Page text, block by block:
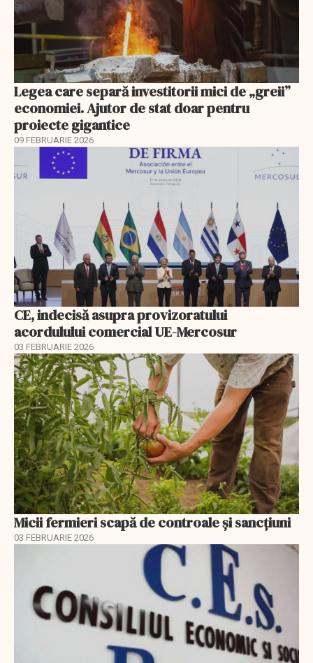
Legea care separă investitorii mici de „greii”
economiei. Ajutor de stat doar pentru
proiecte gigantice
09 FEBRUARIE 2026
CE, indecisă asupra provizoratului
acordulului comercial UE-Mercosur
03 FEBRUARIE 2026
Micii fermieri scapă de controale și sancțiuni
03 FEBRUARIE 2026